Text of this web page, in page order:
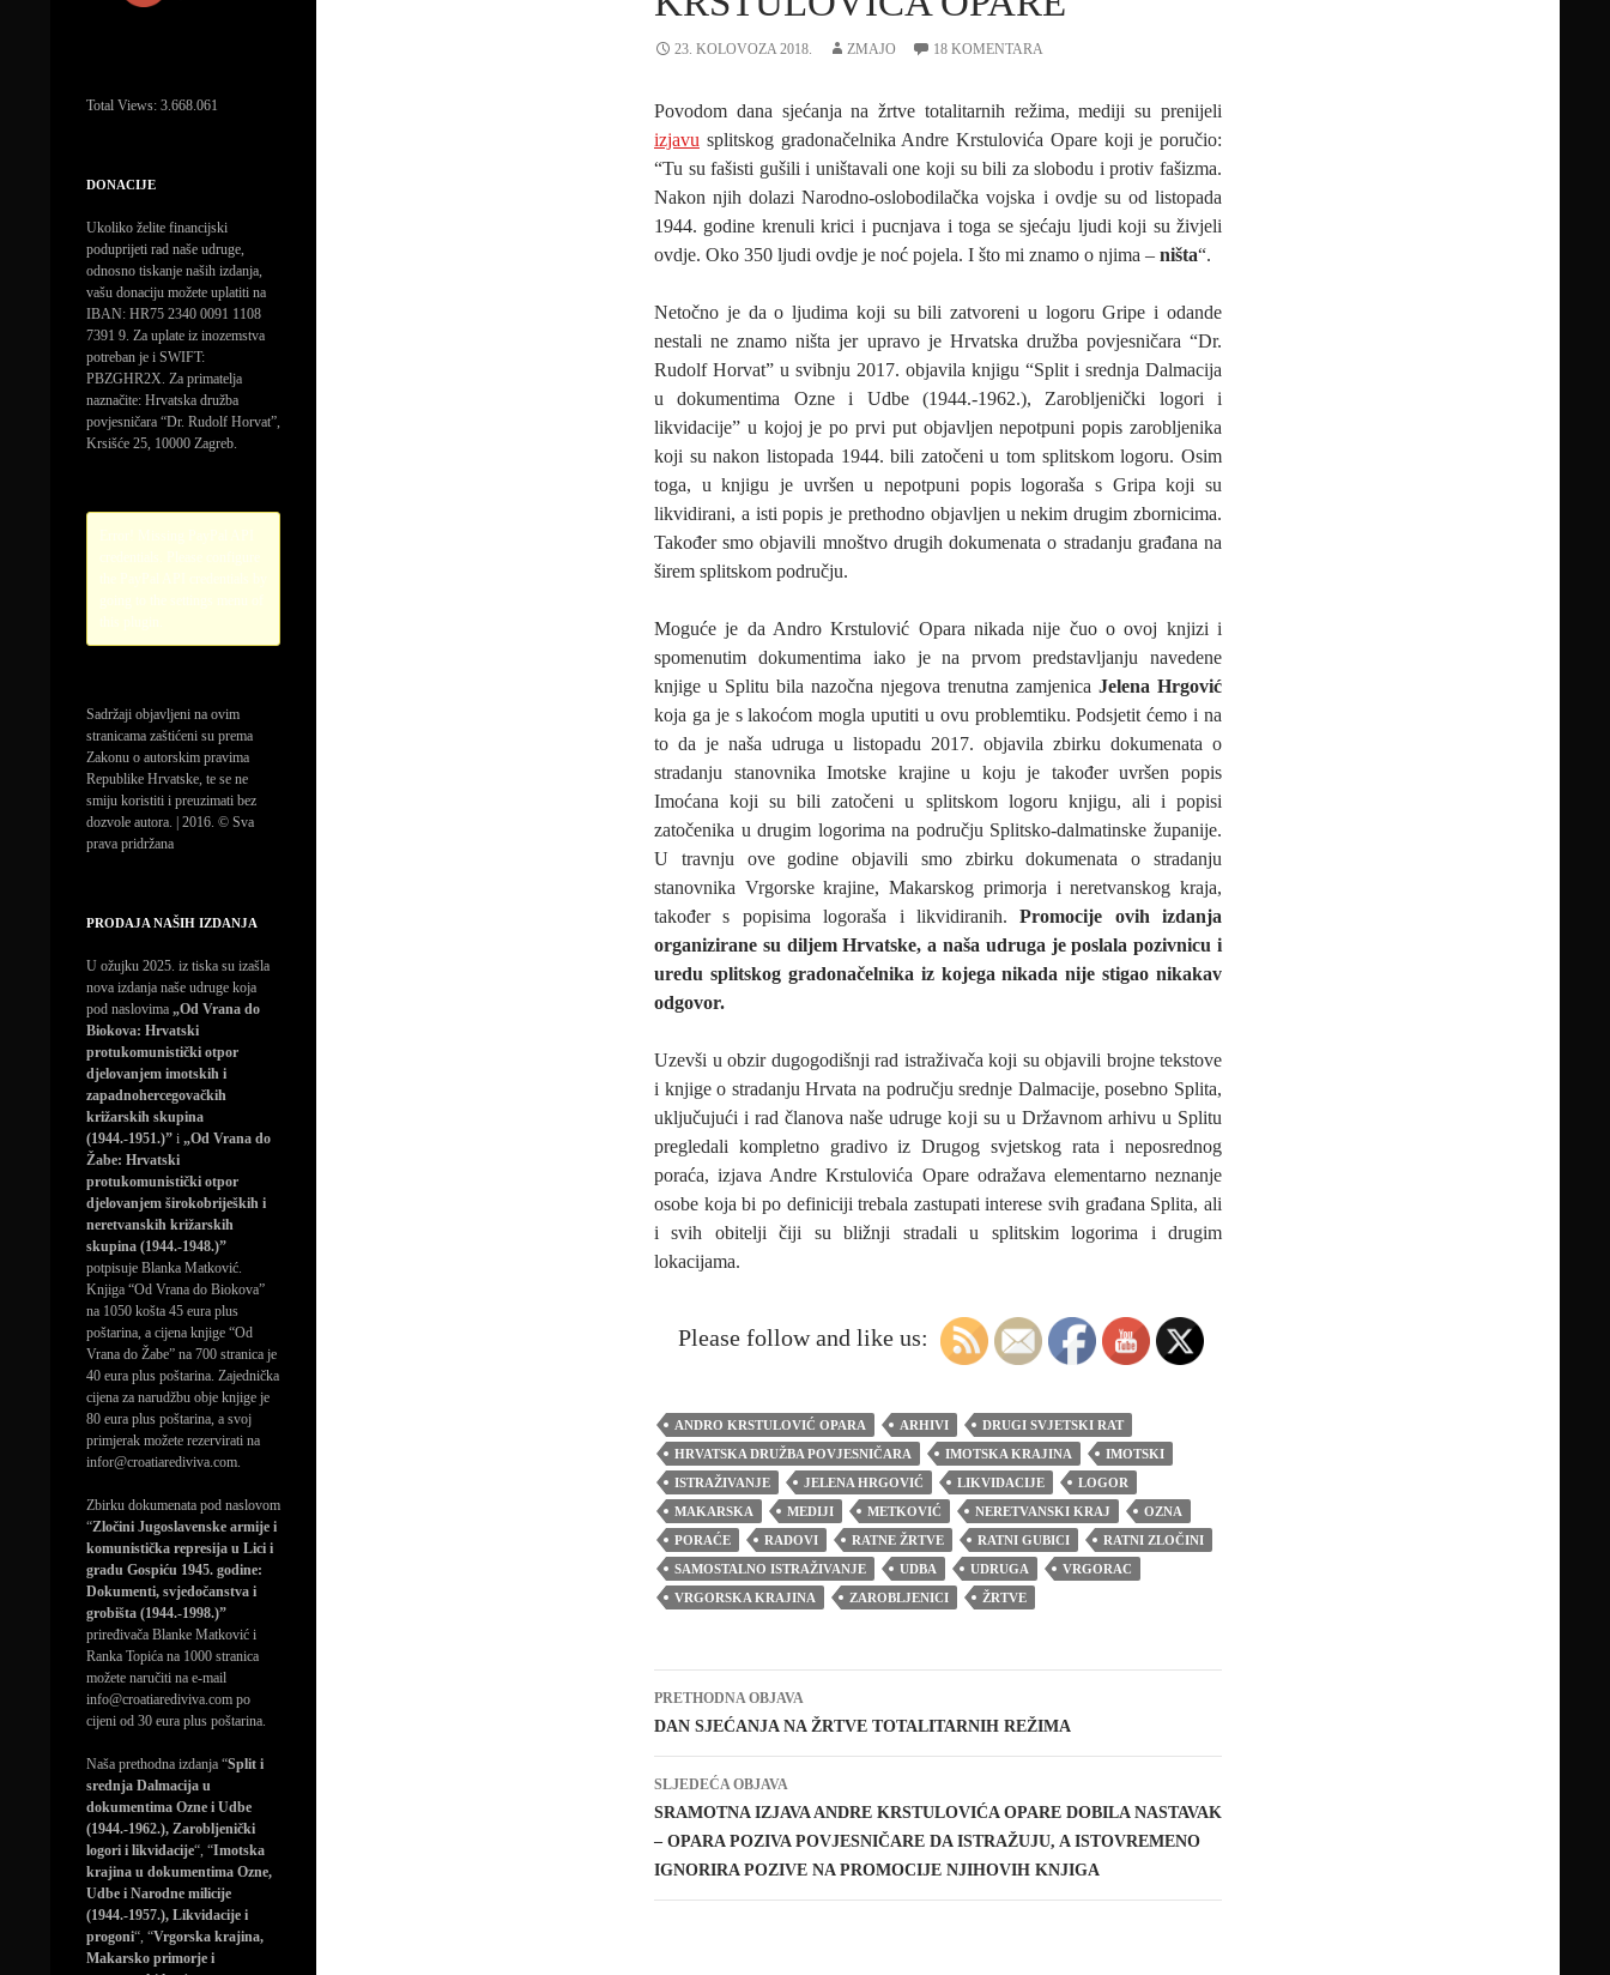
23. KOLOVOZA 2018. ZMAJO 18 KOMENTARA
Povodom dana sjećanja na žrtve totalitarnih režima, mediji su prenijeli
izjavu splitskog gradonačelnika Andre Krstulovića Opare koji je poručio:
“Tu su fašisti gušili i uništavali one koji su bili za slobodu i protiv fašizma.
Nakon njih dolazi Narodno-oslobodilačka vojska i ovdje su od listopada
1944. godine krenuli krici i pucnjava i toga se sjećaju ljudi koji su živjeli
ovdje. Oko 350 ljudi ovdje je noć pojela. I što mi znamo o njima – ništa“.
Netočno je da o ljudima koji su bili zatvoreni u logoru Gripe i odande
nestali ne znamo ništa jer upravo je Hrvatska družba povjesničara “Dr.
Rudolf Horvat” u svibnju 2017. objavila knjigu “Split i srednja Dalmacija
u dokumentima Ozne i Udbe (1944.-1962.), Zarobljenički logori i
likvidacije” u kojoj je po prvi put objavljen nepotpuni popis zarobljenika
koji su nakon listopada 1944. bili zatočeni u tom splitskom logoru. Osim
toga, u knjigu je uvršen u nepotpuni popis logoraša s Gripa koji su
likvidirani, a isti popis je prethodno objavljen u nekim drugim zbornicima.
Također smo objavili mnoštvo drugih dokumenata o stradanju građana na
širem splitskom području.
Moguće je da Andro Krstulović Opara nikada nije čuo o ovoj knjizi i
spomenutim dokumentima iako je na prvom predstavljanju navedene
knjige u Splitu bila nazočna njegova trenutna zamjenica Jelena Hrgović
koja ga je s lakoćom mogla uputiti u ovu problemtiku. Podsjetit ćemo i na
to da je naša udruga u listopadu 2017. objavila zbirku dokumenata o
stradanju stanovnika Imotske krajine u koju je također uvršen popis
Imoćana koji su bili zatočeni u splitskom logoru knjigu, ali i popisi
zatočenika u drugim logorima na području Splitsko-dalmatinske županije.
U travnju ove godine objavili smo zbirku dokumenata o stradanju
stanovnika Vrgorske krajine, Makarskog primorja i neretvanskog kraja,
također s popisima logoraša i likvidiranih.Promocije ovih izdanja
organizirane su diljem Hrvatske, a naša udruga je poslala pozivnicu i
uredu splitskog gradonačelnika iz kojega nikada nije stigao nikakav
odgovor.
Uzevši u obzir dugogodišnji rad istraživača koji su objavili brojne tekstove
i knjige o stradanju Hrvata na području srednje Dalmacije, posebno Splita,
uključujući i rad članova naše udruge koji su u Državnom arhivu u Splitu
pregledali kompletno gradivo iz Drugog svjetskog rata i neposrednog
poraća, izjava Andre Krstulovića Opare odražava elementarno neznanje
osobe koja bi po definiciji trebala zastupati interese svih građana Splita, ali
i svih obitelji čiji su bližnji stradali u splitskim logorima i drugim
lokacijama.
Please follow and like us:
ANDRO KRSTULOVIĆ OPARA ARHIVI
DRUGI SVJETSKI RAT
HRVATSKA DRUŽBA POVJESNIČARA
IMOTSKA KRAJINA
IMOTSKI
ISTRAŽIVANJE
JELENA HRGOVIĆ LIKVIDACIJE
LOGOR
MAKARSKA
MEDIJI METKOVIĆ NERETVANSKI KRAJ
OZNA
PORAĆE
RADOVI RATNE ŽRTVE RATNI GUBICI
RATNI ZLOČINI
SAMOSTALNO ISTRAŽIVANJE
UDBA UDRUGA
VRGORAC
VRGORSKA KRAJINA
ZAROBLJENICI ŽRTVE
Navigacija
objava
PRETHODNA OBJAVA
DAN SJEĆANJA NA ŽRTVE TOTALITARNIH REŽIMA
SLJEDEĆA OBJAVA
SRAMOTNA IZJAVA ANDRE KRSTULOVIĆA OPARE DOBILA NASTAVAK
– OPARA POZIVA POVJESNIČARE DA ISTRAŽUJU, A ISTOVREMENO
IGNORIRA POZIVE NA PROMOCIJE NJIHOVIH KNJIGA
Total Views: 3.668.061
DONACIJE
Ukoliko želite financijski
poduprijeti rad naše udruge,
odnosno tiskanje naših izdanja,
vašu donaciju možete uplatiti na
IBAN: HR75 2340 0091 1108
7391 9. Za uplate iz inozemstva
potreban je i SWIFT:
PBZGHR2X. Za primatelja
naznačite: Hrvatska družba
povjesničara “Dr. Rudolf Horvat”,
Krsišće 25, 10000 Zagreb.
Sadržaji objavljeni na ovim
stranicama zaštićeni su prema
Zakonu o autorskim pravima
Republike Hrvatske, te se ne
smiju koristiti i preuzimati bez
dozvole autora. | 2016. © Sva
prava pridržana
PRODAJA NAŠIH IZDANJA
U ožujku 2025. iz tiska su izašla
nova izdanja naše udruge koja
pod naslovima „Od Vrana do
Biokova: Hrvatski
protukomunistički otpor
djelovanjem imotskih i
zapadnohercegovačkih
križarskih skupina
(1944.-1951.)” i „Od Vrana do
Žabe: Hrvatski
protukomunistički otpor
djelovanjem širokobrijeških i
neretvanskih križarskih
skupina (1944.-1948.)”
potpisuje Blanka Matković.
Knjiga “Od Vrana do Biokova”
na 1050 košta 45 eura plus
poštarina, a cijena knjige “Od
Vrana do Žabe” na 700 stranica je
40 eura plus poštarina. Zajednička
cijena za narudžbu obje knjige je
80 eura plus poštarina, a svoj
primjerak možete rezervirati na
infor@croatiarediviva.com.
Zbirku dokumenata pod naslovom
“Zločini Jugoslavenske armije i
komunistička represija u Lici i
gradu Gospiću 1945. godine:
Dokumenti, svjedočanstva i
grobišta (1944.-1998.)”
priređivača Blanke Matković i
Ranka Topića na 1000 stranica
možete naručiti na e-mail
info@croatiarediviva.com po
cijeni od 30 eura plus poštarina.
Naša prethodna izdanja “Split i
srednja Dalmacija u
dokumentima Ozne i Udbe
(1944.-1962.), Zarobljenički
logori i likvidacije“, “Imotska
krajina u dokumentima Ozne,
Udbe i Narodne milicije
(1944.-1957.), Likvidacije i
progoni“, “Vrgorska krajina,
Makarsko primorje i